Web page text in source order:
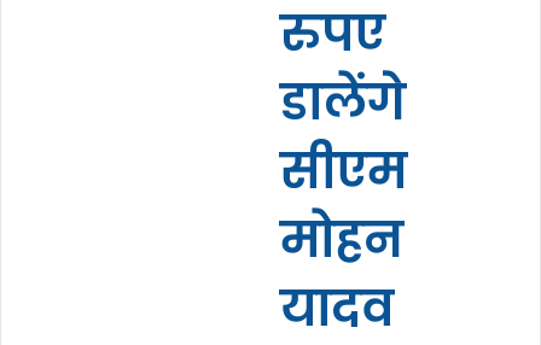
रुपए
डालेंगे
सीएम
मोहन
यादव